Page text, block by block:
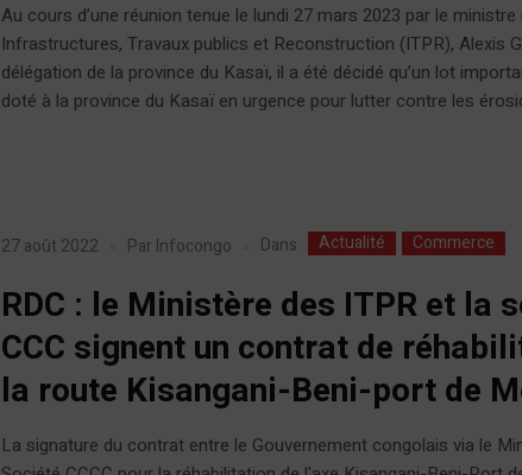
Au cours d’une réunion tenue le lundi 27 mars 2023 par le
Infrastructures, Travaux publics et Reconstruction (ITPR), Alexis
délégation de la province du Kasaï, il a été décidé qu’un lot
doté à la province du Kasaï en urgence pour lutter contre les
27 août 2022 Par Infocongo Dans Actualité Commerce
RDC : le Ministère des ITPR et la
CCC signent un contrat de
la route Kisangani-Beni-port de
La signature du contrat entre le Gouvernement congolais via le